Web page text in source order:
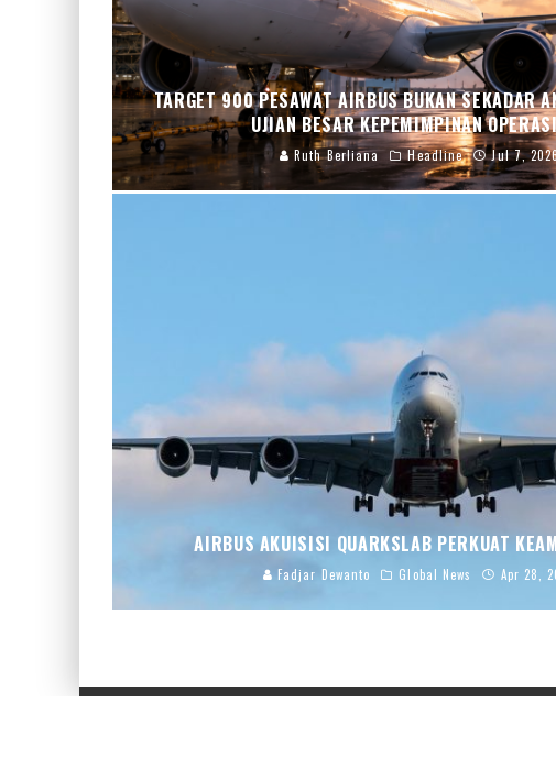
TARGET 900 PESAWAT AIRBUS BUKAN SEKADAR
UJIAN BESAR KEPEMIMPINAN
Ruth Berliana Headline Jul 7,
AIRBUS AKUISISI QUARKSLAB PERKUAT
Fadjar Dewanto Global News Apr 28,